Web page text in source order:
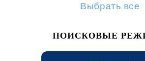
Выбрать все
ПОИСКОВЫЕ